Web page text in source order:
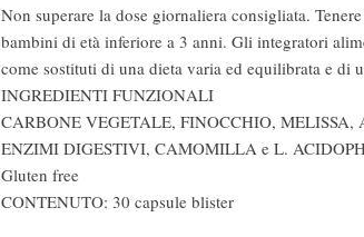
Non superare la dose giornaliera consigliata.
bambini di età inferiore a 3 anni. Gli integratori
come sostituti di una dieta varia ed equilibrata e di
INGREDIENTI FUNZIONALI
CARBONE VEGETALE, FINOCCHIO,
ENZIMI DIGESTIVI, CAMOMILLA e L.
Gluten free
CONTENUTO: 30 capsule blister